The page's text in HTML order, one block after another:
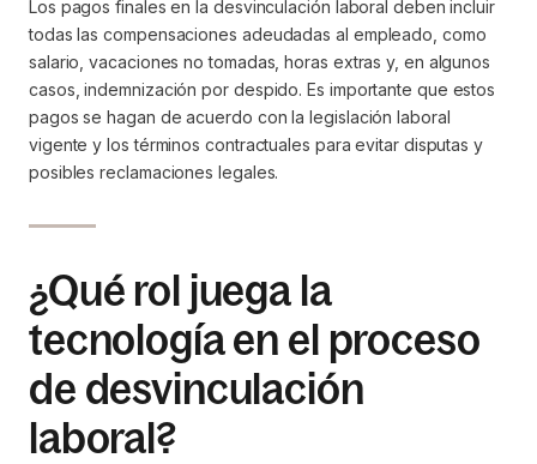
Los pagos finales en la desvinculación laboral deben incluir
todas las compensaciones adeudadas al empleado, como
salario, vacaciones no tomadas, horas extras y, en algunos
casos, indemnización por despido. Es importante que estos
pagos se hagan de acuerdo con la legislación laboral
vigente y los términos contractuales para evitar disputas y
posibles reclamaciones legales.
¿Qué rol juega la
tecnología en el proceso
de desvinculación
laboral?